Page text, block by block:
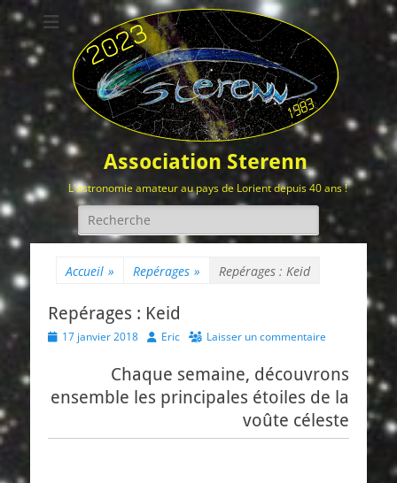
Association Sterenn
L'astronomie amateur au pays de Lorient depuis 40 ans !
Rechercher :
Accueil » Repérages » Repérages : Keid
Repérages : Keid
Posted17 janvier 2018 Author
Eric Laisser un commentaire
Chaque semaine, découvrons
ensemble les principales étoiles de la
voûte céleste